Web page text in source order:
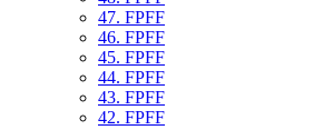
47. FPFF
46. FPFF
45. FPFF
44. FPFF
43. FPFF
42. FPFF